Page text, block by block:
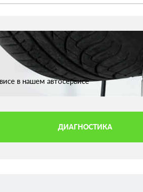
в нашем автосервисе
ДИАГНОСТИКА